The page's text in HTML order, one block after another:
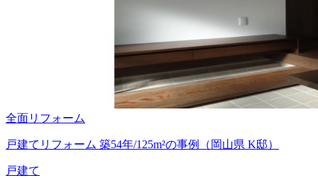
全面リフォーム
戸建てリフォーム 築54年/125m²の事例（岡山県 K邸）
戸建て